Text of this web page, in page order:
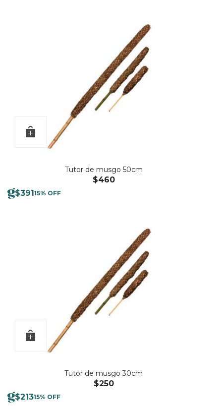
Tutor de musgo 50cm
$460
$39115% OFF
Tutor de musgo 30cm
$250
$21315% OFF